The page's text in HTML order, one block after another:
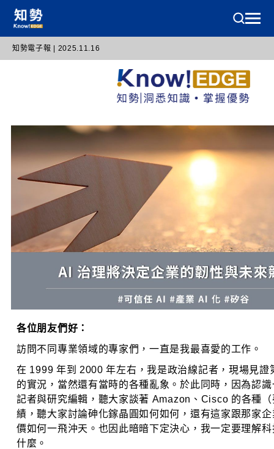
知勢電子報 | 2025.11.16
各位朋友們好：
訪問不同專業領域的專家們，一直是我最喜愛的工作。
在 1999 年到 2000 年左右，我是政治線記者，現場見證
的實況，當然還有當時的各種亂象。於此同時，因為認
記者與研究編輯，聽大家談著 Amazon、Cisco 的各種
績，聽大家討論砷化鎵晶圓如何如何，還有這家跟那家
價如何一飛沖天。也因此暗暗下定決心，我一定要理解
什麼。